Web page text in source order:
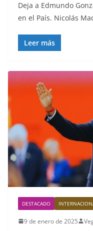
Deja a Edmundo
en el País. Nicolás
Leer más
DESTACADO
9 de enero de 2025